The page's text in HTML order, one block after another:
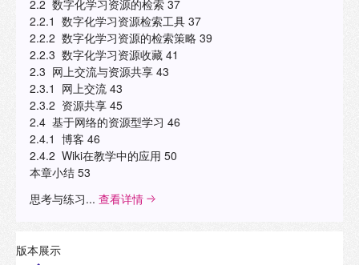
2.2 数字化学习资源的检索 37
2.2.1 数字化学习资源检索工具 37
2.2.2 数字化学习资源的检索策略 39
2.2.3 数字化学习资源收藏 41
2.3 网上交流与资源共享 43
2.3.1 网上交流 43
2.3.2 资源共享 45
2.4 基于网络的资源型学习 46
2.4.1 博客 46
2.4.2 Wiki在教学中的应用 50
本章小结 53
思考与练习... 查看详情
版本展示